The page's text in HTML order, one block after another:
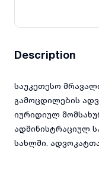
Description
საუკეთესო
გამოცდილების
იურიდიულ
ადმინისტრაციულ
სახლში.